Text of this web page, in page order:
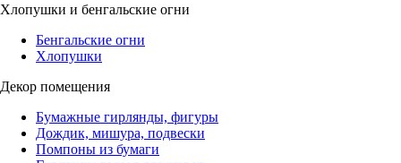
Хлопушки и бенгальские огни
Бенгальские огни
Хлопушки
Декор помещения
Бумажные гирлянды, фигуры
Дождик, мишура, подвески
Помпоны из бумаги